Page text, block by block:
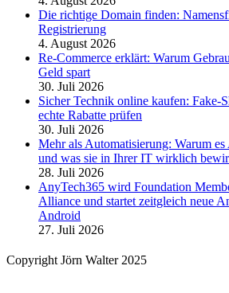
Die richtige Domain finden:
Registrierung
4. August 2026
Re-Commerce erklärt: Warum
Geld spart
30. Juli 2026
Sicher Technik online kaufen: Fake-
echte Rabatte prüfen
30. Juli 2026
Mehr als Automatisierung: Warum
und was sie in Ihrer IT wirklich
28. Juli 2026
AnyTech365 wird Foundation
Alliance und startet zeitgleich neue
Android
27. Juli 2026
Copyright Jörn Walter 2025